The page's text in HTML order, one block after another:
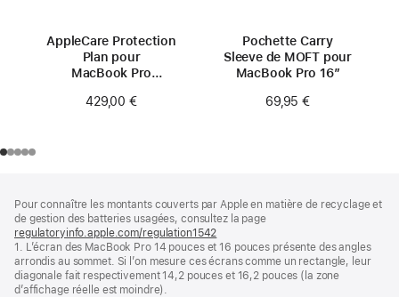
AppleCare Protection
Plan pour
MacBook Pro
(M4 Pro/M4 Max)
429,00 €
Pochette Carry
Sleeve de MOFT pour
MacBook Pro 16″
69,95 €
de
page
de
bas
de
page
Pour connaître les montants couverts par Apple en matière de recyclage et
de gestion des batteries usagées, consultez la page
regulatoryinfo.apple.com/regulation1542
dans
une
nouvelle
1. L’écran des MacBook Pro 14 pouces et 16 pouces présente des angles
arrondis au sommet. Si l’on mesure ces écrans comme un rectangle, leur
diagonale fait respectivement 14,2 pouces et 16,2 pouces (la zone
d’affichage réelle est moindre).